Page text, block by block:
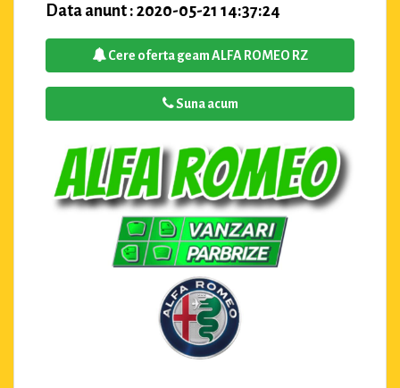
Data anunt : 2020-05-21 14:37:24
Cere oferta geam ALFA ROMEO RZ
Suna acum